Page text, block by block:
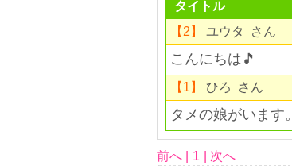
タイトル
【2】
ユウタ さん
こんにちは🎵
【1】 ひろ さん
タメの娘がいます。
前へ | 1 | 次へ